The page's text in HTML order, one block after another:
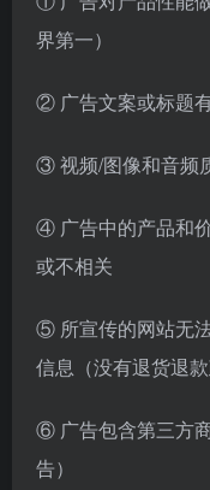
界第一）
② 广告文案或标题
③ 视频/图像和音频
④ 广告中的产品和
或不相关
⑤ 所宣传的网站无
信息（没有退货退
⑥ 广告包含第三方
告）